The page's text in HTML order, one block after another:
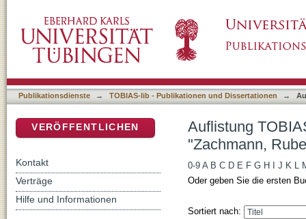
Publikationsdienste → TOBIAS-lib - Publikationen und Dissertationen →
Auflistung
"Zachmann,
0-9 A B C D E F G H J K L
Oder geben Sie die ersten
Sortiert nach:
VERÖFFENTLICHEN
Kontakt
Verträge
Hilfe und Informationen